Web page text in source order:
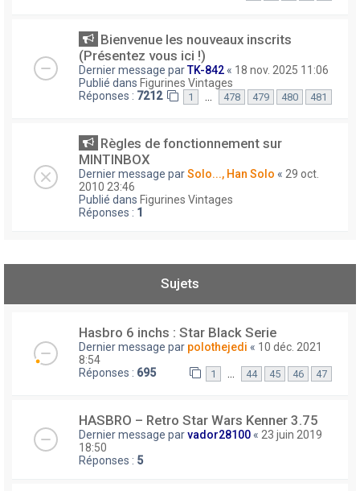
Bienvenue les nouveaux inscrits
(Présentez vous ici !)
Dernier message parTK-842 « 18 nov. 2025 11:06
Publié dans Figurines Vintages
Réponses : 7212 1 … 478 479 480 481
Règles de fonctionnement sur
MINTINBOX
Dernier message parSolo..., Han Solo « 29 oct.
2010 23:46
Publié dans Figurines Vintages
Réponses : 1
Sujets
Hasbro 6 inchs : Star Black Serie
Dernier message par polothejedi « 10 déc. 2021
8:54
Réponses : 695 1 … 44 45 46 47
HASBRO – Retro Star Wars Kenner 3.75
Dernier message parvador28100 « 23 juin 2019
18:50
Réponses : 5